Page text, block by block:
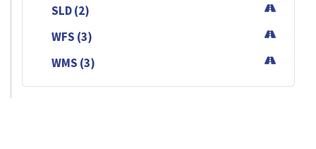
SLD (2)
WFS (3)
WMS (3)